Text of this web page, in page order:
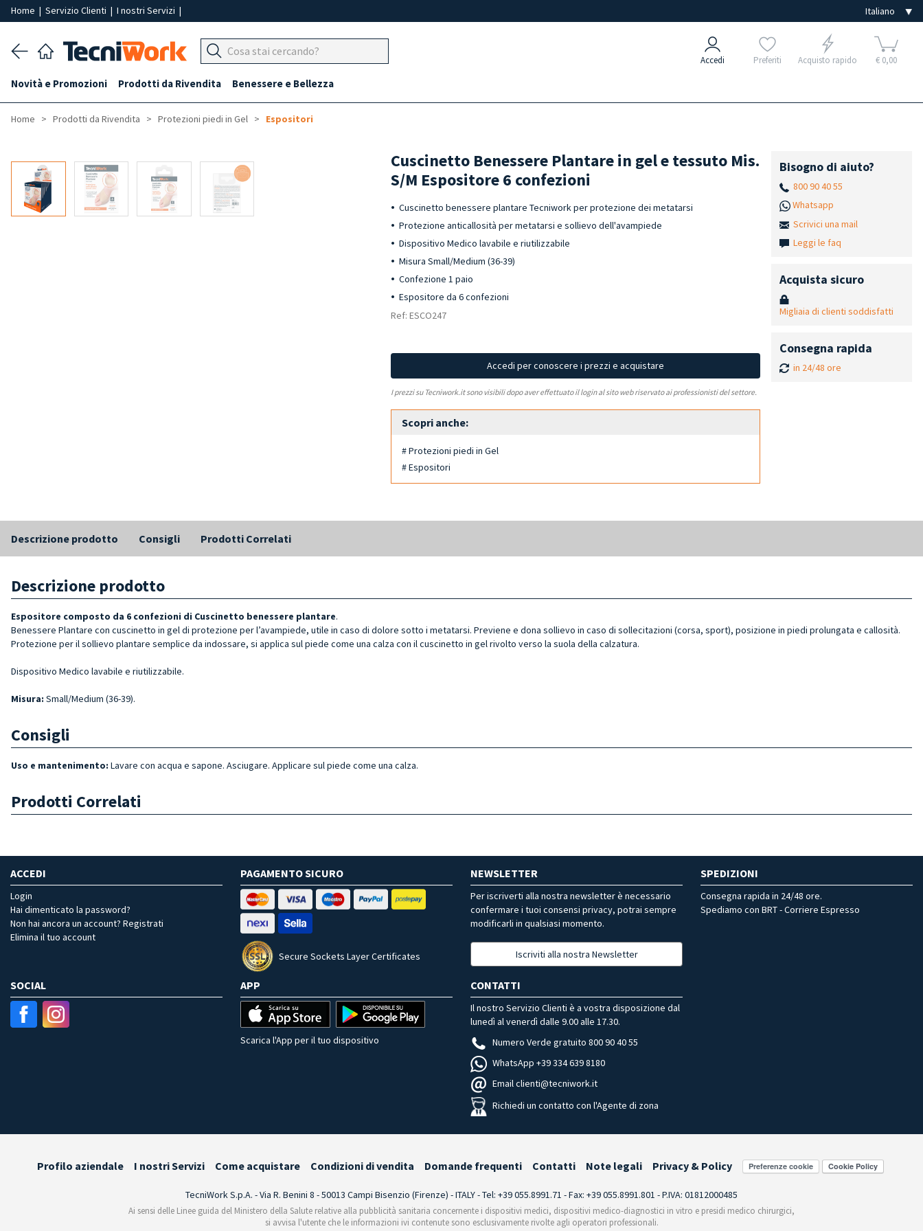
Home | Servizio Clienti | I nostri Servizi |
Accedi Preferiti Acquisto rapido € 0,00
Novità e Promozioni Prodotti da Rivendita Benessere e Bellezza
Home Prodotti da Rivendita Protezioni piedi in Gel Espositori
-50%
Cuscinetto Benessere Plantare in gel e tessuto Mis.
S/M Espositore 6 confezioni
Cuscinetto benessere plantare Tecniwork per protezione dei metatarsi
Protezione anticallosità per metatarsi e sollievo dell'avampiede
Dispositivo Medico lavabile e riutilizzabile
Misura Small/Medium (36-39)
Confezione 1 paio
Espositore da 6 confezioni
Ref: ESCO247
Accedi per conoscere i prezzi e acquistare
I prezzi su Tecniwork.it sono visibili dopo aver effettuato il login al sito web riservato ai professionisti del settore.
Scopri anche:
# Protezioni piedi in Gel
# Espositori
Bisogno di aiuto?
800 90 40 55
Whatsapp
Scrivici una mail
Leggi le faq
Acquista sicuro
Migliaia di clienti soddisfatti
Consegna rapida
in 24/48 ore
Descrizione prodotto Consigli Prodotti Correlati
Descrizione prodotto
Espositore composto da 6 confezioni di Cuscinetto benessere plantare.
Benessere Plantare con cuscinetto in gel di protezione per l’avampiede, utile in caso di dolore sotto i metatarsi. Previene e dona sollievo in caso di sollecitazioni (corsa, sport), posizione in piedi prolungata e callosità.
Protezione per il sollievo plantare semplice da indossare, si applica sul piede come una calza con il cuscinetto in gel rivolto verso la suola della calzatura.
Dispositivo Medico lavabile e riutilizzabile.
Misura: Small/Medium (36-39).
Consigli
Uso e mantenimento: Lavare con acqua e sapone. Asciugare. Applicare sul piede come una calza.
Prodotti Correlati
ACCEDI
Login
Hai dimenticato la password?
Non hai ancora un account? Registrati
Elimina il tuo account
PAGAMENTO SICURO
Secure Sockets Layer Certificates
NEWSLETTER
Per iscriverti alla nostra newsletter è necessario
confermare i tuoi consensi privacy, potrai sempre
modificarli in qualsiasi momento.
Iscriviti alla nostra Newsletter
SPEDIZIONI
Consegna rapida in 24/48 ore.
Spediamo con BRT - Corriere Espresso
SOCIAL APP
Scarica l'App per il tuo dispositivo
CONTATTI
Il nostro Servizio Clienti è a vostra disposizione dal
lunedì al venerdì dalle 9.00 alle 17.30.
Numero Verde gratuito 800 90 40 55
WhatsApp +39 334 639 8180
Email clienti@tecniwork.it
Richiedi un contatto con l'Agente di zona
Profilo aziendale I nostri Servizi Come acquistare Condizioni di vendita Domande frequenti Contatti Note legali Privacy & Policy Preferenze cookie
TecniWork S.p.A. - Via R. Benini 8 - 50013 Campi Bisenzio (Firenze) - ITALY - Tel: +39 055.8991.71 - Fax: +39 055.8991.801 - P.IVA: 01812000485
Ai sensi delle Linee guida del Ministero della Salute relative alla pubblicità sanitaria concernente i dispositivi medici, dispositivi medico-diagnostici in vitro e presidi medico chirurgici,
si avvisa l'utente che le informazioni ivi contenute sono esclusivamente rivolte agli operatori professionali.